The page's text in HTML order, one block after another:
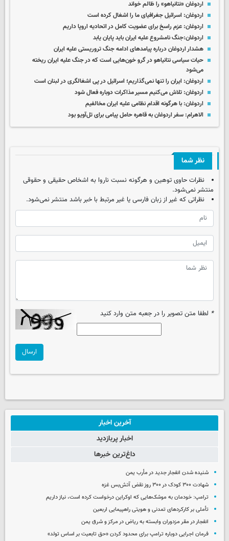
اردوغان «نتانیاهو» را ظالم خواند
اردوغان: اسرائیل جغرافیای ما را اشغال کرده است
اردوغان: عزم راسخ برای عضویت کامل در اتحادیه اروپا داریم
اردوغان:جنگ نامشروع علیه ایران باید پایان یابد
هشدار اردوغان درباره پیامدهای ادامه جنگ تروریستی علیه ایران
حیات سیاسی نتانیاهو در گرو خون‌هایی است که در جنگ علیه ایران ریخته
می‌شود
اردوغان: ایران را تنها نمی‌گذاریم؛ اسرائیل در پی اشغالگری در لبنان است
اردوغان: تلاش می‌کنیم مسیر مذاکرات دوباره فعال شود
اردوغان: با هرگونه اقدام نظامی علیه ایران مخالفیم
الاهرام: سفر اردوغان به قاهره حامل پیامی برای تل‌آویو بود
نظر شما
نظرات حاوی توهین و هرگونه نسبت ناروا به اشخاص حقیقی و حقوقی
منتشر نمی‌شود.
نظراتی که غیر از زبان فارسی یا غیر مرتبط با خبر باشد منتشر نمی‌شود.
* لطفا متن تصویر را در جعبه متن وارد کنید
ارسال
آخرین اخبار
اخبار پربازدید
داغ‌ترین خبرها
شنیده شدن انفجار جدید در مأرب یمن
شهادت ۳۰۰ کودک در ۳۰۰ روز نقض آتش‌بس غزه
ترامپ: خودمان به موشک‌هایی که اوکراین درخواست کرده است، نیاز داریم
تأملی بر کارکردهای تمدنی و هویتی راهپیمایی اربعین
انفجار در مقر مزدوران وابسته به ریاض در مرکز و شرق یمن
فرمان اجرایی دوباره ترامپ برای محدود کردن «حق تابعیت بر اساس تولد»